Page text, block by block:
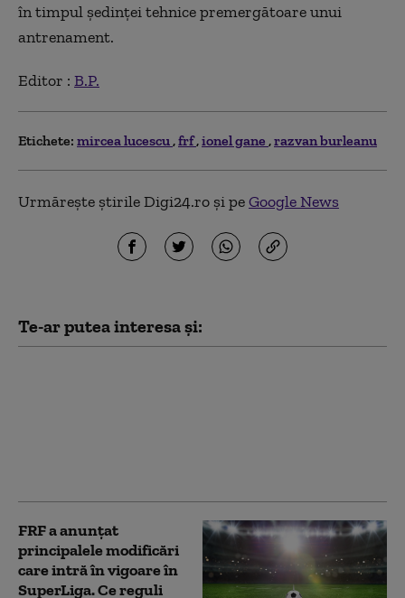
în timpul şedinţei tehnice premergătoare unui
antrenament.
Editor : B.P.
Etichete: mircea lucescu frf ionel gane razvan burleanu
Urmărește știrile Digi24.ro și peGoogle News
Te-ar putea interesa și:
FRF a anunțat
principalele modificări
care intră în vigoare în
SuperLiga. Ce reguli